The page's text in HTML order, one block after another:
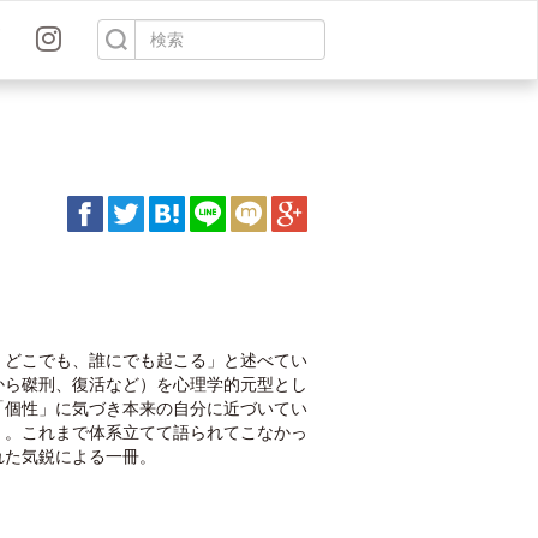
こでも、誰にでも起こる」と述べてい
磔刑、復活など）を心理学的元型とし
性」に気づき本来の自分に近づいてい
これまで体系立てて語られてこなかっ
気鋭による一冊。